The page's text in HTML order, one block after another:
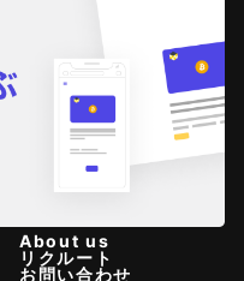
About us
リクルート
お問い合わせ